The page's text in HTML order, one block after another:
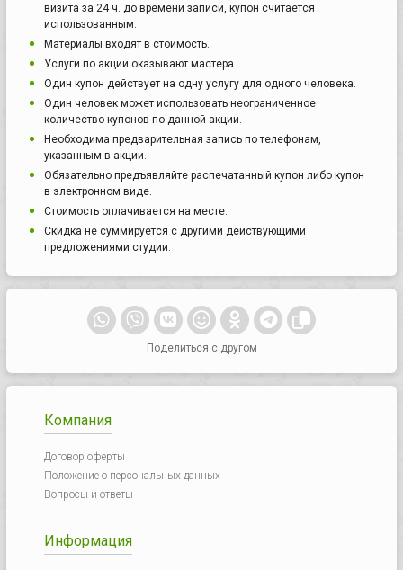
визита за 24 ч. до времени записи, купон считается
использованным.
Материалы входят в стоимость.
Услуги по акции оказывают мастера.
Один купон действует на одну услугу для одного человека.
Один человек может использовать неограниченное
количество купонов по данной акции.
Необходима предварительная запись по телефонам,
указанным в акции.
Обязательно предъявляйте распечатанный купон либо купон
в электронном виде.
Стоимость оплачивается на месте.
Скидка не суммируется с другими действующими
предложениями студии.
Поделиться с другом
Компания
Договор оферты
Положение о персональных данных
Вопросы и ответы
Информация